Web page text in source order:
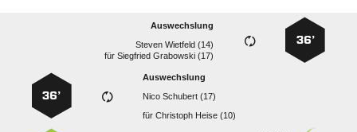
36’
Auswechslung
  
für  
Auswechslung
  
für  
36’